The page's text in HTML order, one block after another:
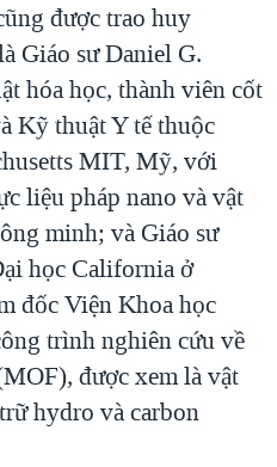
được trao huy
Giáo sư Daniel G.
hóa học, thành viên cốt
Kỹ thuật Y tế thuộc
MIT, Mỹ, với
liệu pháp nano và vật
minh; và Giáo sư
học California ở
đốc Viện Khoa học
trình nghiên cứu về
được xem là vật
hydro và carbon